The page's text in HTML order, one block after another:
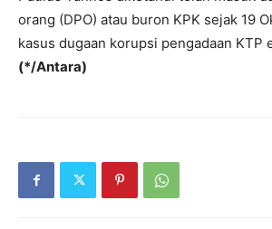
orang (DPO) atau buron KPK sejak 19
kasus dugaan korupsi pengadaan KTP
(*/Antara)